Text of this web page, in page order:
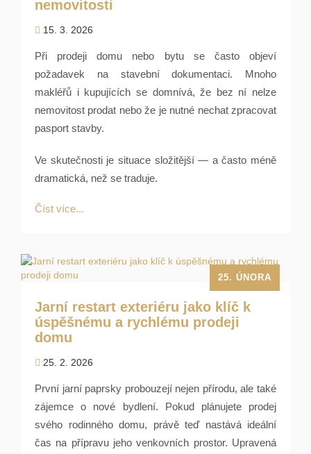
nemovitosti
15. 3. 2026
Při prodeji domu nebo bytu se často objeví
požadavek na stavební dokumentaci. Mnoho
makléřů i kupujících se domnívá, že bez ní nelze
nemovitost prodat nebo že je nutné nechat zpracovat
pasport stavby.
Ve skutečnosti je situace složitější — a často méně
dramatická, než se traduje.
Číst více...
25. ÚNORA
Jarní restart exteriéru jako klíč k
úspěšnému a rychlému prodeji
domu
25. 2. 2026
První jarní paprsky probouzejí nejen přírodu, ale také
zájemce o nové bydlení. Pokud plánujete prodej
svého rodinného domu, právě teď nastává ideální
čas na přípravu jeho venkovních prostor. Upravená